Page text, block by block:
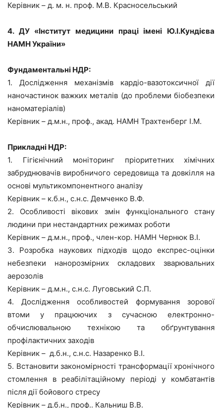
Керівник – д. м. н. проф. М.В. Красносельський
4. ДУ «Інститут медицини праці імені Ю.І.Кундієва
НАМН України»
Фундаментальні НДР:
1. Дослідження механізмів кардіо-вазотоксичної дії
наночастинок важких металів (до проблеми біобезпеки
наноматеріалів)
Керівник – д.м.н., проф., акад. НАМН Трахтенберг І.М.
Прикладні НДР:
1. Гігієнічний моніторинг пріоритетних хімічних
забруднювачів виробничого середовища та довкілля на
основі мультикомпонентного аналізу
Керівник – к.б.н., с.н.с. Демченко В.Ф.
2. Особливості вікових змін функціонального стану
людини при нестандартних режимах роботи
Керівник – д.м.н., проф., член-кор. НАМН Чернюк В.І.
3. Розробка наукових підходів щодо експрес-оцінки
небезпеки нанорозмірних складових зварювальних
аерозолів
Керівник – д.м.н., с.н.с. Луговський С.П.
4. Дослідження особливостей формування зорової
втоми у працюючих з сучасною електронно-
обчислювальною технікою та обґрунтування
профілактичних заходів
Керівник – д.б.н., с.н.с. Назаренко В.І.
5. Встановити закономірності трансформації хронічного
стомлення в реабілітаційному періоді у комбатантів
після дії бойового стресу
Керівник – д.б.н., проф.. Кальниш В.В.